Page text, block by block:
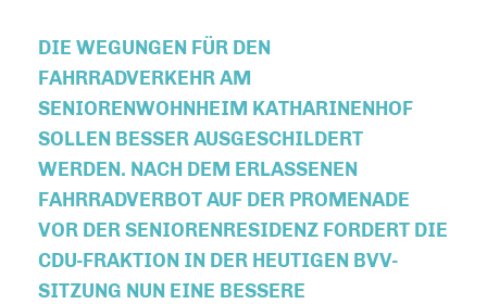
DIE WEGUNGEN FÜR DEN
FAHRRADVERKEHR AM
SENIORENWOHNHEIM KATHARINENHOF
SOLLEN BESSER AUSGESCHILDERT
WERDEN. NACH DEM ERLASSENEN
FAHRRADVERBOT AUF DER PROMENADE
VOR DER SENIORENRESIDENZ FORDERT DIE
CDU-FRAKTION IN DER HEUTIGEN BVV-
SITZUNG NUN EINE BESSERE